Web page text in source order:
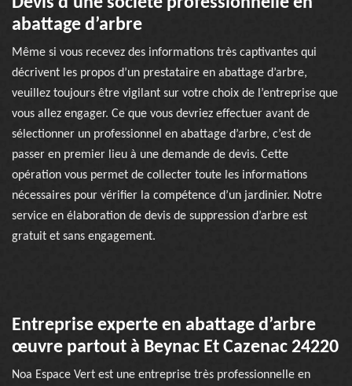
abattage d’arbre
Même si vous recevez des informations très captivantes qui
décrivent les propos d’un prestataire en abattage d’arbre,
veuillez toujours être vigilant sur votre choix de l’entreprise que
vous allez engager. Ce que vous devriez effectuer avant de
sélectionner un professionnel en abattage d’arbre, c’est de
passer en premier lieu à une demande de devis. Cette
opération vous permet de collecter toute les informations
nécessaires pour vérifier la compétence d’un jardinier. Notre
service en élaboration de devis de suppression d’arbre est
gratuit et sans engagement.
Entreprise experte en abattage d’arbre
œuvre partout à Beynac Et Cazenac 24220
Noa Espace Vert est une entreprise très professionnelle en